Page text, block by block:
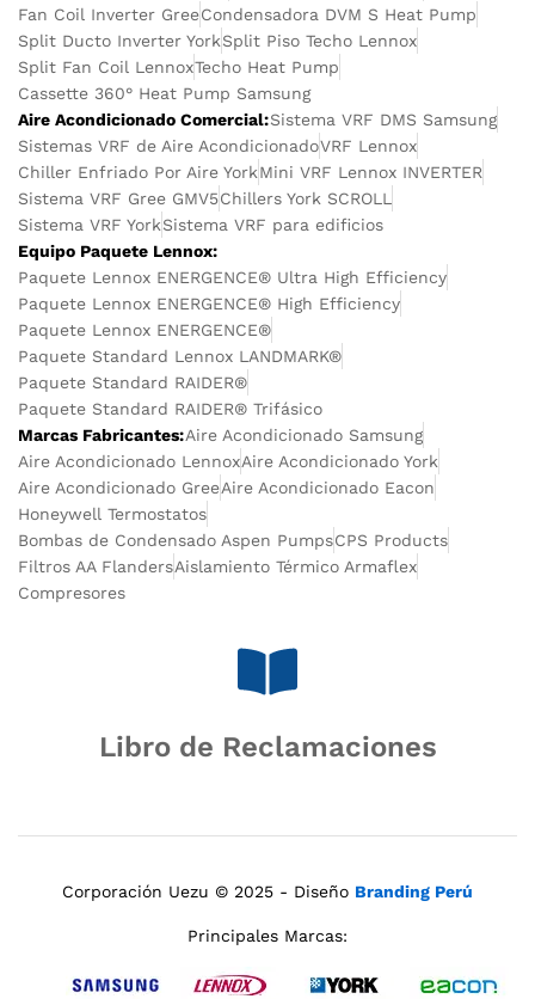
Fan Coil Inverter GreeCondensadora DVM S Heat Pump
Split Ducto Inverter YorkSplit Piso Techo Lennox
Split Fan Coil LennoxTecho Heat Pump
Cassette 360° Heat Pump Samsung
Aire Acondicionado Comercial:Sistema VRF DMS Samsung
Sistemas VRF de Aire AcondicionadoVRF Lennox
Chiller Enfriado Por Aire YorkMini VRF Lennox INVERTER
Sistema VRF Gree GMV5Chillers York SCROLL
Sistema VRF YorkSistema VRF para edificios
Equipo Paquete Lennox:
Paquete Lennox ENERGENCE® Ultra High Efficiency
Paquete Lennox ENERGENCE® High Efficiency
Paquete Lennox ENERGENCE®
Paquete Standard Lennox LANDMARK®
Paquete Standard RAIDER®
Paquete Standard RAIDER® Trifásico
Marcas Fabricantes:Aire Acondicionado Samsung
Aire Acondicionado LennoxAire Acondicionado York
Aire Acondicionado GreeAire Acondicionado Eacon
Honeywell Termostatos
Bombas de Condensado Aspen PumpsCPS Products
Filtros AA FlandersAislamiento Térmico Armaflex
Compresores
Libro de Reclamaciones
Corporación Uezu © 2025 - Diseño Branding Perú
Principales Marcas: